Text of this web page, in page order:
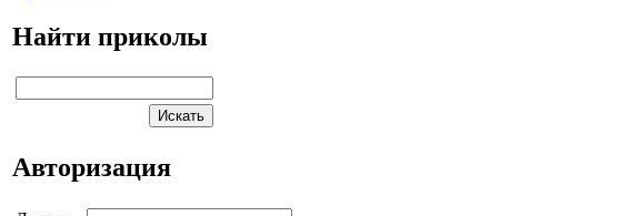
Найти приколы
Авторизация